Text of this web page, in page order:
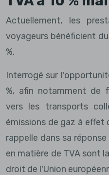
Actuellement, les
voyageurs bénéficient
%.
Interrogé sur
%, afin notamment de
vers les transports
émissions de gaz à effet
rappelle dans sa
en matière de TVA sont
droit de l'Union